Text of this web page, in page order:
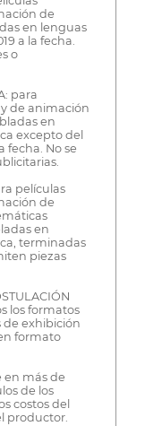
de
en lenguas
a la fecha.
o
para
de animación
en
excepto del
fecha. No se
películas
de
en
terminadas
piezas
los formatos
de exhibición
formato
en más de
de los
costos del
productor.